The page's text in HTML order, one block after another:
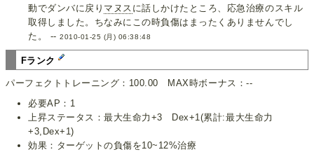
動でダンバに戻り マヌス に話しかけたところ、応急治療のスキル
取得しました。ちなみにこの時負傷はまったくありませんでし
た。 --2010-01-25 (月) 06:38:48
Fランク
パーフェクトトレーニング：100.00 MAX時ボーナス：--
必要AP：1
上昇ステータス：最大生命力+3 Dex+1(累計:最大生命力
+3,Dex+1)
効果：ターゲットの負傷を10~12%治療